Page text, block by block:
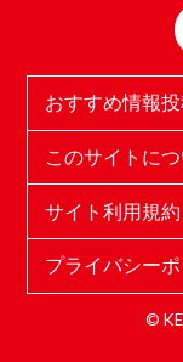
おすすめ情報
このサイトに
サイト利用規約
プライバシー
©